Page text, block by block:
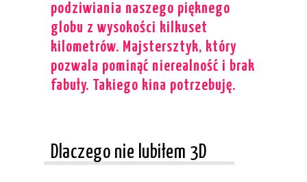
podziwiania naszego pięknego
globu z wysokości kilkuset
kilometrów. Majstersztyk, który
pozwala pominąć nierealność i brak
fabuły. Takiego kina potrzebuję.
Dlaczego nie lubiłem 3D